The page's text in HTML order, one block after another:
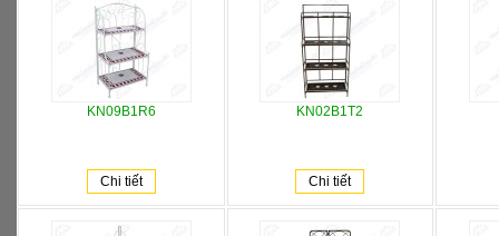
KN09B1R6
Chi tiết
KN02B1T2
Chi tiết